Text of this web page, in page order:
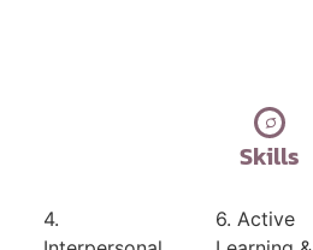
Skills
4.
6. Active